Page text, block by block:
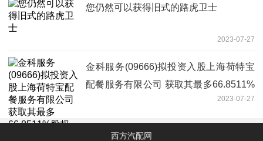
您仍然可以获得旧式的路虎卫士
2023-07-27
金科服务(09666)拟投资入股上海荷特宝
配餐服务有限公司 获取其最多66.8511%
2023-07-27
西方汽配网